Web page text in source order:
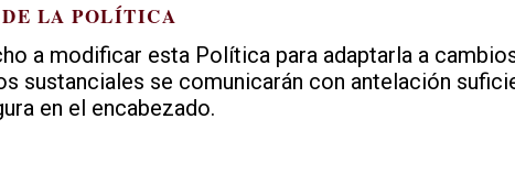
LA POLÍTICA
a modificar esta Política para adaptarla a
sustanciales se comunicarán con antelación
en el encabezado.